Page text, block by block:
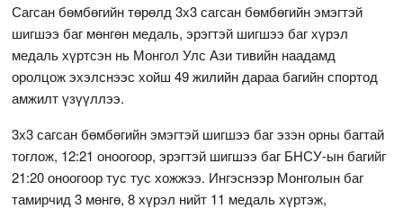
Сагсан бөмбөгийн төрөлд 3х3 сагсан бөмбөгийн эмэгтэй
шигшээ баг мөнгөн медаль, эрэгтэй шигшээ баг хүрэл
медаль хүртсэн нь Монгол Улс Ази тивийн наадамд
оролцож эхэлснээс хойш 49 жилийн дараа багийн спортод
амжилт үзүүллээ.
3х3 сагсан бөмбөгийн эмэгтэй шигшээ баг эзэн орны багтай
тоглож, 12:21 оноогоор, эрэгтэй шигшээ баг БНСУ-ын багийг
21:20 оноогоор тус тус хожжээ. Ингэснээр Монголын баг
тамирчид 3 мөнгө, 8 хүрэл нийт 11 медаль хүртэж,